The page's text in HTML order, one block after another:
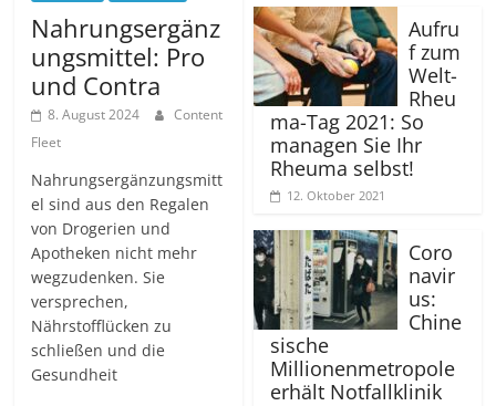
Nahrungsergänz
ungsmittel: Pro
und Contra
8. August 2024
Content
Fleet
Nahrungsergänzungsmitt
el sind aus den Regalen
von Drogerien und
Apotheken nicht mehr
wegzudenken. Sie
versprechen,
Nährstofflücken zu
schließen und die
Gesundheit
Aufru
f zum
Welt-
Rheu
ma-Tag 2021: So
managen Sie Ihr
Rheuma selbst!
12. Oktober 2021
Coro
navir
us:
Chine
sische
Millionenmetropole
erhält Notfallklinik